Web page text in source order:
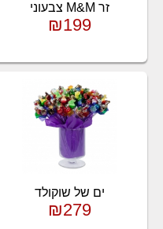
זר M&M צבעוני
₪199
ים של שוקולד
₪279